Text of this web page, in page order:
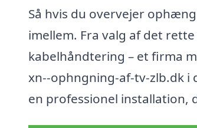
Så hvis du overvejer
imellem. Fra valg af det
kabelhåndtering – et firma
xn--ophngning-af-tv-zlb.dk
en professionel installation,